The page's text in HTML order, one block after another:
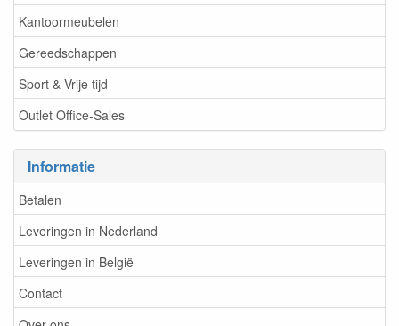
Kantoormeubelen
Gereedschappen
Sport & Vrije tijd
Outlet Office-Sales
Informatie
Betalen
Leveringen in Nederland
Leveringen in België
Contact